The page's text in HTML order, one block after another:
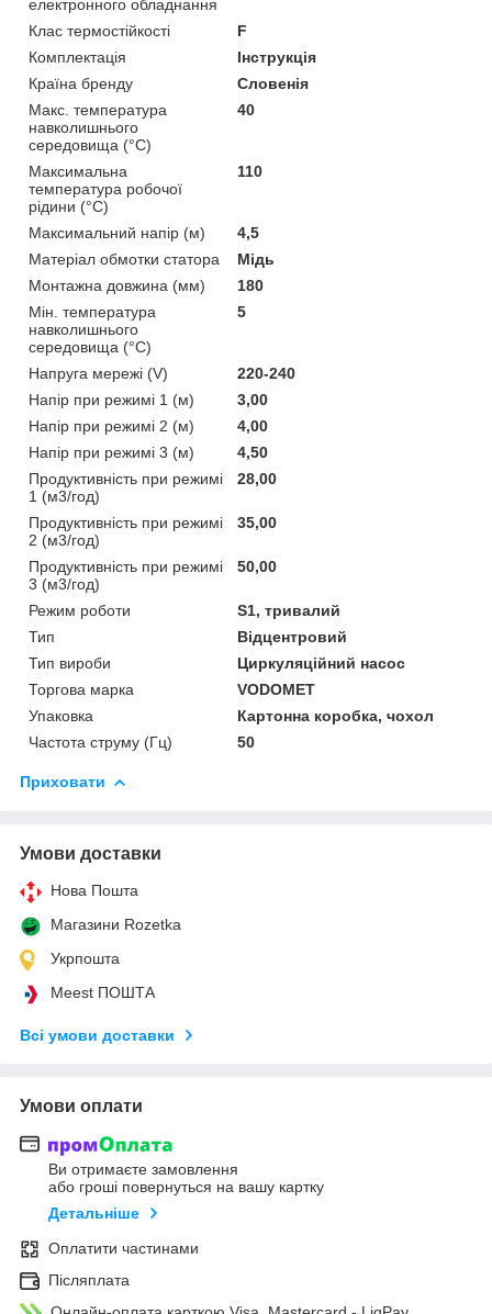
електронного обладнання
Клас термостійкості
F
Комплектація
Інструкція
Країна бренду
Словенія
Макс. температура
навколишнього
середовища (°C)
40
Максимальна
температура робочої
рідини (°C)
110
Максимальний напір (м)
4,5
Матеріал обмотки статора
Мідь
Монтажна довжина (мм)
180
Мін. температура
навколишнього
середовища (°C)
5
Напруга мережі (V)
220-240
Напір при режимі 1 (м)
3,00
Напір при режимі 2 (м)
4,00
Напір при режимі 3 (м)
4,50
Продуктивність при режимі
1 (м3/год)
28,00
Продуктивність при режимі
2 (м3/год)
35,00
Продуктивність при режимі
3 (м3/год)
50,00
Режим роботи
S1, тривалий
Тип
Відцентровий
Тип вироби
Циркуляційний насос
Торгова марка
VODOMET
Упаковка
Картонна коробка, чохол
Частота струму (Гц)
50
Приховати
Умови доставки
Нова Пошта
Магазини Rozetka
Укрпошта
Meest ПОШТА
Всі умови доставки
Умови оплати
Ви отримаєте замовлення
або гроші повернуться на вашу картку
Детальніше
Оплатити частинами
Післяплата